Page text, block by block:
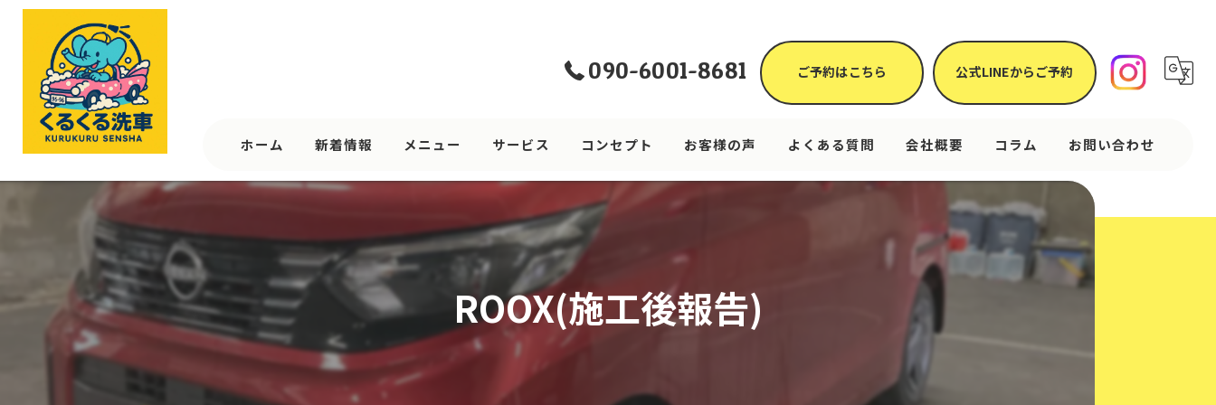
090-6001-8681 ご予約はこちら 公式LINEからご予約
ホーム 新着情報 メニュー サービス コンセプト お客様の声 よくある質問 会社概要 コラム お問い合わせ
ROOX(施工後報告)